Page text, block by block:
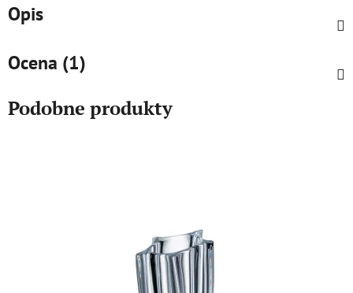
Opis
Ocena (1)
Podobne produkty